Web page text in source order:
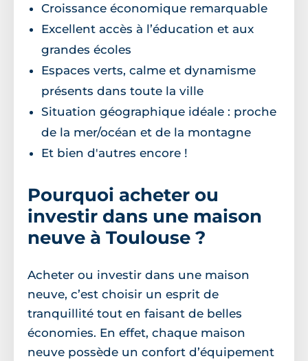
Croissance économique remarquable
Excellent accès à l’éducation et aux
grandes écoles
Espaces verts, calme et dynamisme
présents dans toute la ville
Situation géographique idéale : proche
de la mer/océan et de la montagne
Et bien d'autres encore !
Pourquoi acheter ou
investir dans une maison
neuve à Toulouse ?
Acheter ou investir dans une maison
neuve, c’est choisir un esprit de
tranquillité tout en faisant de belles
économies. En effet, chaque maison
neuve possède un confort d’équipement